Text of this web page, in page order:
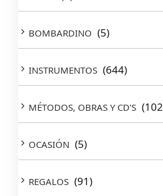
BOMBARDINO (5)
INSTRUMENTOS (644)
MÉTODOS, OBRAS Y CD'S
OCASIÓN (5)
REGALOS (91)